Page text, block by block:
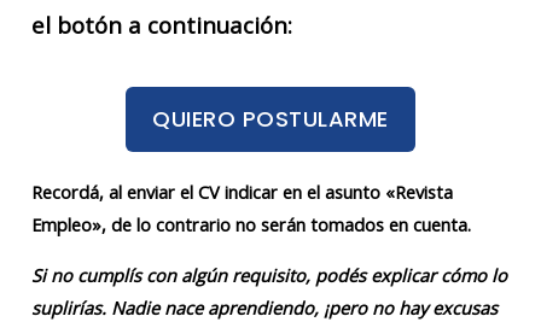
el botón a continuación:
QUIERO POSTULARME
Recordá, al enviar el CV indicar en el asunto «Revista
Empleo», de lo contrario no serán tomados en cuenta.
Si no cumplís con algún requisito, podés explicar cómo lo
suplirías. Nadie nace aprendiendo, ¡pero no hay excusas